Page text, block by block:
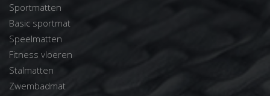
Sportmatten
Basic sportmat
Speelmatten
Fitness vloeren
Stalmatten
Zwembadmat